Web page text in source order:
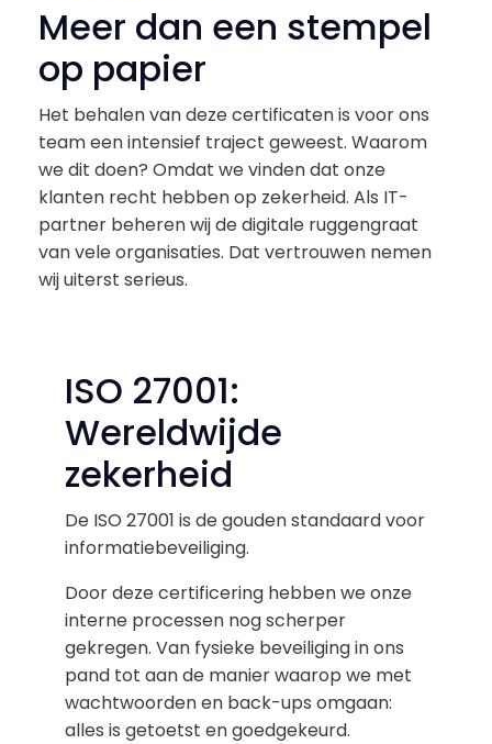
Meer dan een stempel
op papier
Het behalen van deze certificaten is voor ons
team een intensief traject geweest. Waarom
we dit doen? Omdat we vinden dat onze
klanten recht hebben op zekerheid. Als IT-
partner beheren wij de digitale ruggengraat
van vele organisaties. Dat vertrouwen nemen
wij uiterst serieus.
ISO 27001:
Wereldwijde
zekerheid
De ISO 27001 is de gouden standaard voor
informatiebeveiliging.
Door deze certificering hebben we onze
interne processen nog scherper
gekregen. Van fysieke beveiliging in ons
pand tot aan de manier waarop we met
wachtwoorden en back-ups omgaan:
alles is getoetst en goedgekeurd.